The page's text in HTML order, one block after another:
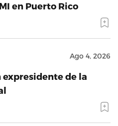
en Puerto Rico
Ago 4, 2026
expresidente de la